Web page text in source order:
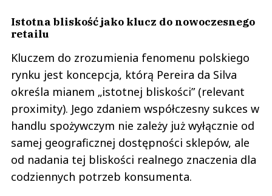
Istotna bliskość jako klucz do nowoczesnego
retailu
Kluczem do zrozumienia fenomenu polskiego
rynku jest koncepcja, którą Pereira da Silva
określa mianem „istotnej bliskości” (relevant
proximity). Jego zdaniem współczesny sukces w
handlu spożywczym nie zależy już wyłącznie od
samej geograficznej dostępności sklepów, ale
od nadania tej bliskości realnego znaczenia dla
codziennych potrzeb konsumenta.